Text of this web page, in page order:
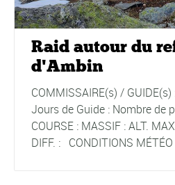
Raid autour du
d'Ambin
COMMISSAIRE(s) /
Jours de Guide : Nombre de
COURSE : MASSIF : ALT.
DIFF. : CONDITIONS MÉTÉO